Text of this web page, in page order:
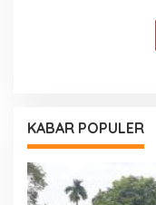
KABAR POPULER